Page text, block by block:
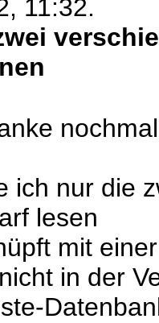
11:32.
ich nur die
lesen
mit
in der